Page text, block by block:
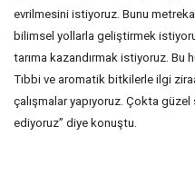
evrilmesini istiyoruz. Bunu
bilimsel yollarla geliştirmek
tarıma kazandırmak istiyoruz. Bu
Tıbbi ve aromatik bitkilerle ilgi
çalışmalar yapıyoruz. Çokta
ediyoruz” diye konuştu.